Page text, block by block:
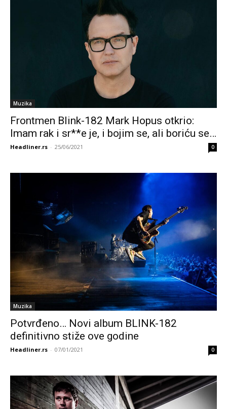
Muzika
Frontmen Blink-182 Mark Hopus otkrio:
Imam rak i sr**e je, i bojim se, ali boriću se…
Headliner.rs - 25/06/2021 0
Muzika
Potvrđeno… Novi album BLINK-182
definitivno stiže ove godine
Headliner.rs - 07/01/2021 0